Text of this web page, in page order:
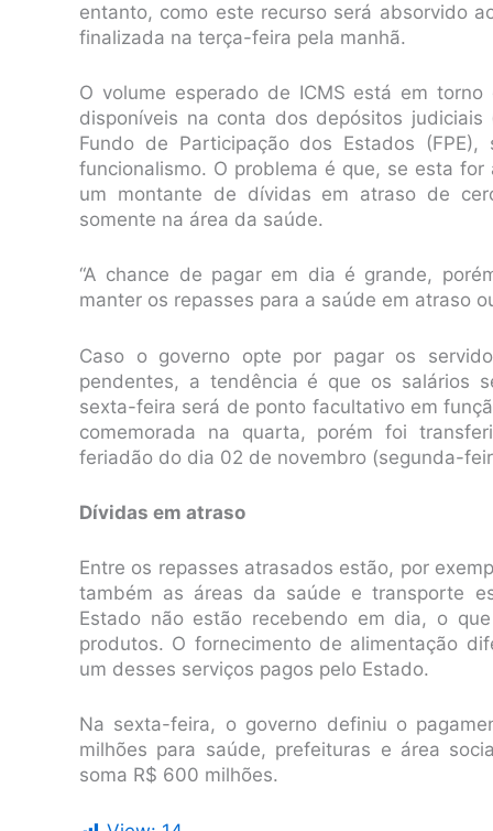
entanto, como este recurso será absorvido
finalizada na terça-feira pela manhã.
O volume esperado de ICMS está em
disponíveis na conta dos depósitos
Fundo de Participação dos Estados
funcionalismo. O problema é que, se esta
um montante de dívidas em atraso de
somente na área da saúde.
“A chance de pagar em dia é grande,
manter os repasses para a saúde em atraso
Caso o governo opte por pagar os
pendentes, a tendência é que os salários
sexta-feira será de ponto facultativo em
comemorada na quarta, porém foi
feriadão do dia 02 de novembro (segunda-
Dívidas em atraso
Entre os repasses atrasados estão, por
também as áreas da saúde e transporte
Estado não estão recebendo em dia, o
produtos. O fornecimento de alimentação
um desses serviços pagos pelo Estado.
Na sexta-feira, o governo definiu o
milhões para saúde, prefeituras e área
soma R$ 600 milhões.